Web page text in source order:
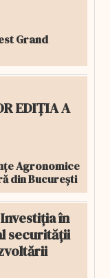
Grand
EDIȚIA A
Agronomice
din București
Investiția în
securității